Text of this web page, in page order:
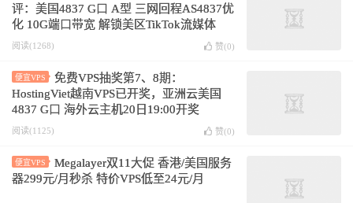
评：美国4837 G口 A型 三网回程AS4837优
化 10G端口带宽 解锁美区TikTok流媒体
阅读(1268) 赞(0)
便宜VPS
免费VPS抽奖第7、8期：
HostingViet越南VPS已开奖，亚洲云美国
4837 G口 海外云主机20日19:00开奖
阅读(1125) 赞(0)
便宜VPS
Megalayer双11大促 香港/美国服务
器299元/月秒杀 特价VPS低至24元/月